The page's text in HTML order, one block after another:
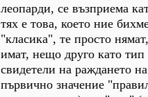
леопарди, се възприема
тях е това, което ние
"класика", те просто
имат, нещо друго като
свидетели на раждането
първично значение